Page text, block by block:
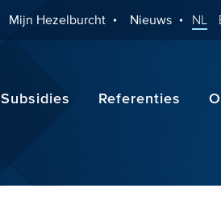
Mijn Hezelburcht Nieuws NL
Zoeken
Subsidies Referenties